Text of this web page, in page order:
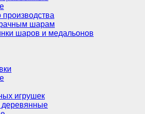
шарам
шаров и медальонов
игрушек